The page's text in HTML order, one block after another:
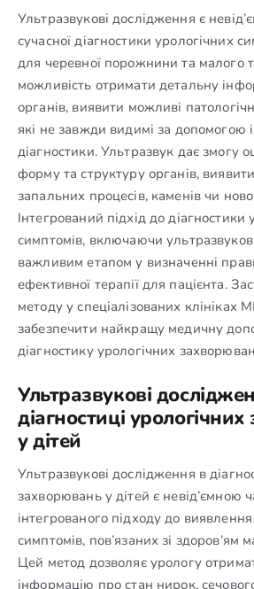
Ультразвукові дослідження є
сучасної діагностики урологічних
для черевної порожнини та малого
можливість отримати детальну
органів, виявити можливі
які не завжди видимі за допомогою
діагностики. Ультразвук дає змогу
форму та структуру органів,
запальних процесів, каменів чи
Інтегрований підхід до діагностики
симптомів, включаючи
важливим етапом у визначенні
ефективної терапії для пацієнта.
методу у спеціалізованих клініках
забезпечити найкращу медичну
діагностику урологічних
Ультразвукові
діагностиці
у дітей
Ультразвукові дослідження в
захворювань у дітей є невід’ємною
інтегрованого підходу до
симптомів, пов’язаних зі здоров’ям
Цей метод дозволяє урологу
інформацію про стан нирок,